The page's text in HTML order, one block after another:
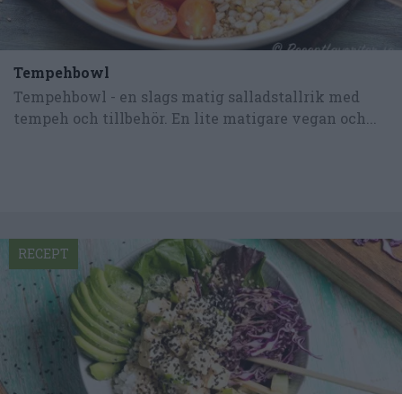
Tempehbowl
Tempehbowl - en slags matig salladstallrik med
tempeh och tillbehör. En lite matigare vegan och...
RECEPT